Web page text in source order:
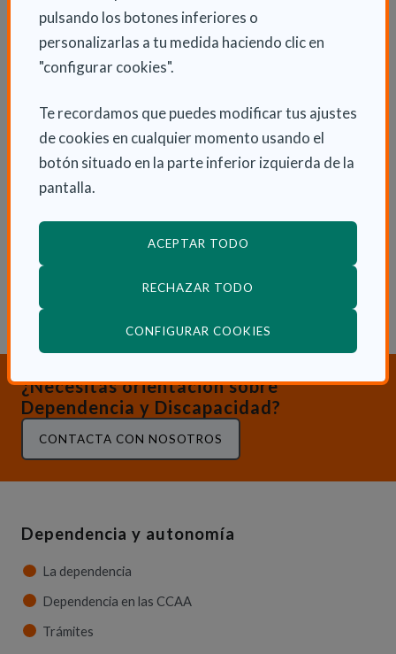
pulsando los botones inferiores o
personalizarlas a tu medida haciendo clic en
"configurar cookies".
Te recordamos que puedes modificar tus ajustes
de cookies en cualquier momento usando el
botón situado en la parte inferior izquierda de la
pantalla.
ACEPTAR TODO
RECHAZAR TODO
CONFIGURAR COOKIES
INFORMACIÓN ADICIONAL
Actualidad
¿Necesitas orientación sobre
Dependencia y Discapacidad?
CONTACTA CON NOSOTROS
Dependencia y autonomía
La dependencia
Dependencia en las CCAA
Trámites